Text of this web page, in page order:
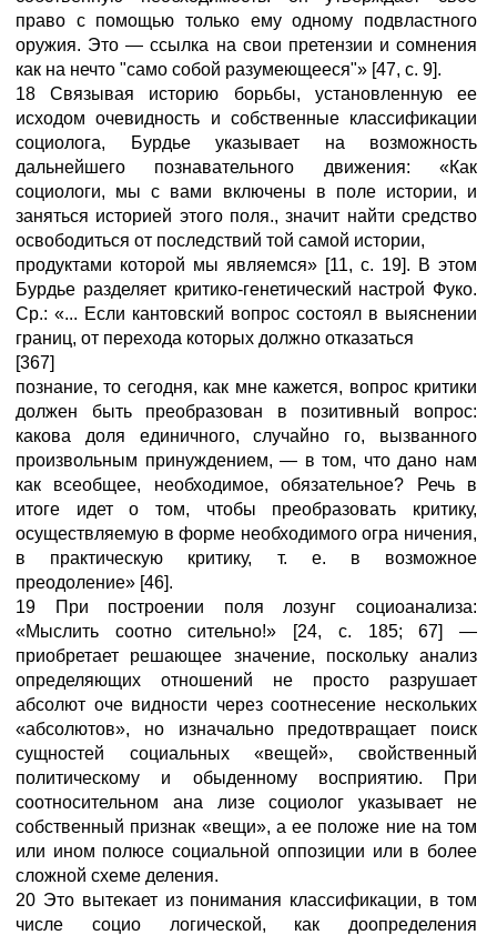
право с помощью только ему одному подвластного
оружия. Это — ссылка на свои претензии и сомнения
как на нечто "само собой разумеющееся"» [47, с. 9].
18 Связывая историю борьбы, установленную ее
исходом очевидность и собственные классификации
социолога, Бурдье указывает на возможность
дальнейшего познавательного движения: «Как
социологи, мы с вами включены в поле истории, и
заняться историей этого поля., значит найти средство
освободиться от последствий той самой истории,
продуктами которой мы являемся» [11, с. 19]. В этом
Бурдье разделяет критико-генетический настрой Фуко.
Ср.: «... Если кантовский вопрос состоял в выяснении
границ, от перехода которых должно отказаться
[367]
познание, то сегодня, как мне кажется, вопрос критики
должен быть преобразован в позитивный вопрос:
какова доля единичного, случайно го, вызванного
произвольным принуждением, — в том, что дано нам
как всеобщее, необходимое, обязательное? Речь в
итоге идет о том, чтобы преобразовать критику,
осуществляемую в форме необходимого огра ничения,
в практическую критику, т. е. в возможное
преодоление» [46].
19 При построении поля лозунг социоанализа:
«Мыслить соотно сительно!» [24, с. 185; 67] —
приобретает решающее значение, поскольку анализ
определяющих отношений не просто разрушает
абсолют оче видности через соотнесение нескольких
«абсолютов», но изначально предотвращает поиск
сущностей социальных «вещей», свойственный
политическому и обыденному восприятию. При
соотносительном ана лизе социолог указывает не
собственный признак «вещи», а ее положе ние на том
или ином полюсе социальной оппозиции или в более
сложной схеме деления.
20 Это вытекает из понимания классификации, в том
числе социо логической, как доопределения